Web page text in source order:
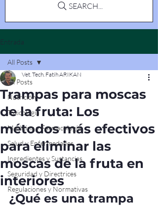
SEARCH...
Entrada
All Posts
Nutrición
Toxicología
Medicina y Farmacología
Salud y Enfermedades
Ingredientes y Sustancias
Seguridad y Directrices
Regulaciones y Normativas
All Posts
Trampas para moscas
de la fruta: Los
métodos más efectivos
para eliminar las
moscas de la fruta en
interiores
Vet. Tech. Fatih ARIKAN
¿Qué es una trampa